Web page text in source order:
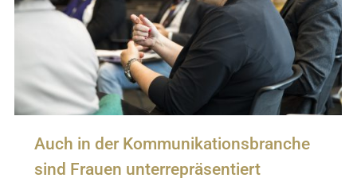
Auch in der Kommunikationsbranche
sind Frauen unterrepräsentiert